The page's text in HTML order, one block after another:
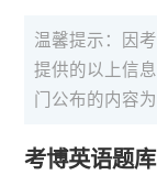
温馨提示：因
提供的以上信
门公布的内容为
考博英语题库